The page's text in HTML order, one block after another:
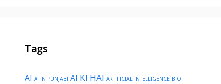
Tags
AI AI IN PUNJABI AI KI HAI ARTIFICIAL INTELLIGENCE BIO